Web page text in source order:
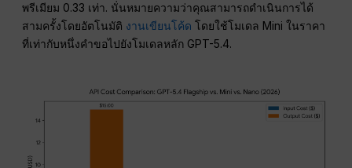
พรีเมียม 0.33 เท่า. นั่นหมายความว่าคุณสามารถดำเนินการได้
สามครั้งโดยอัตโนมัติ งานเขียนโค้ด โดยใช้โมเดล Mini ในราคา
ที่เท่ากับหนึ่งคำขอไปยังโมเดลหลัก GPT-5.4.